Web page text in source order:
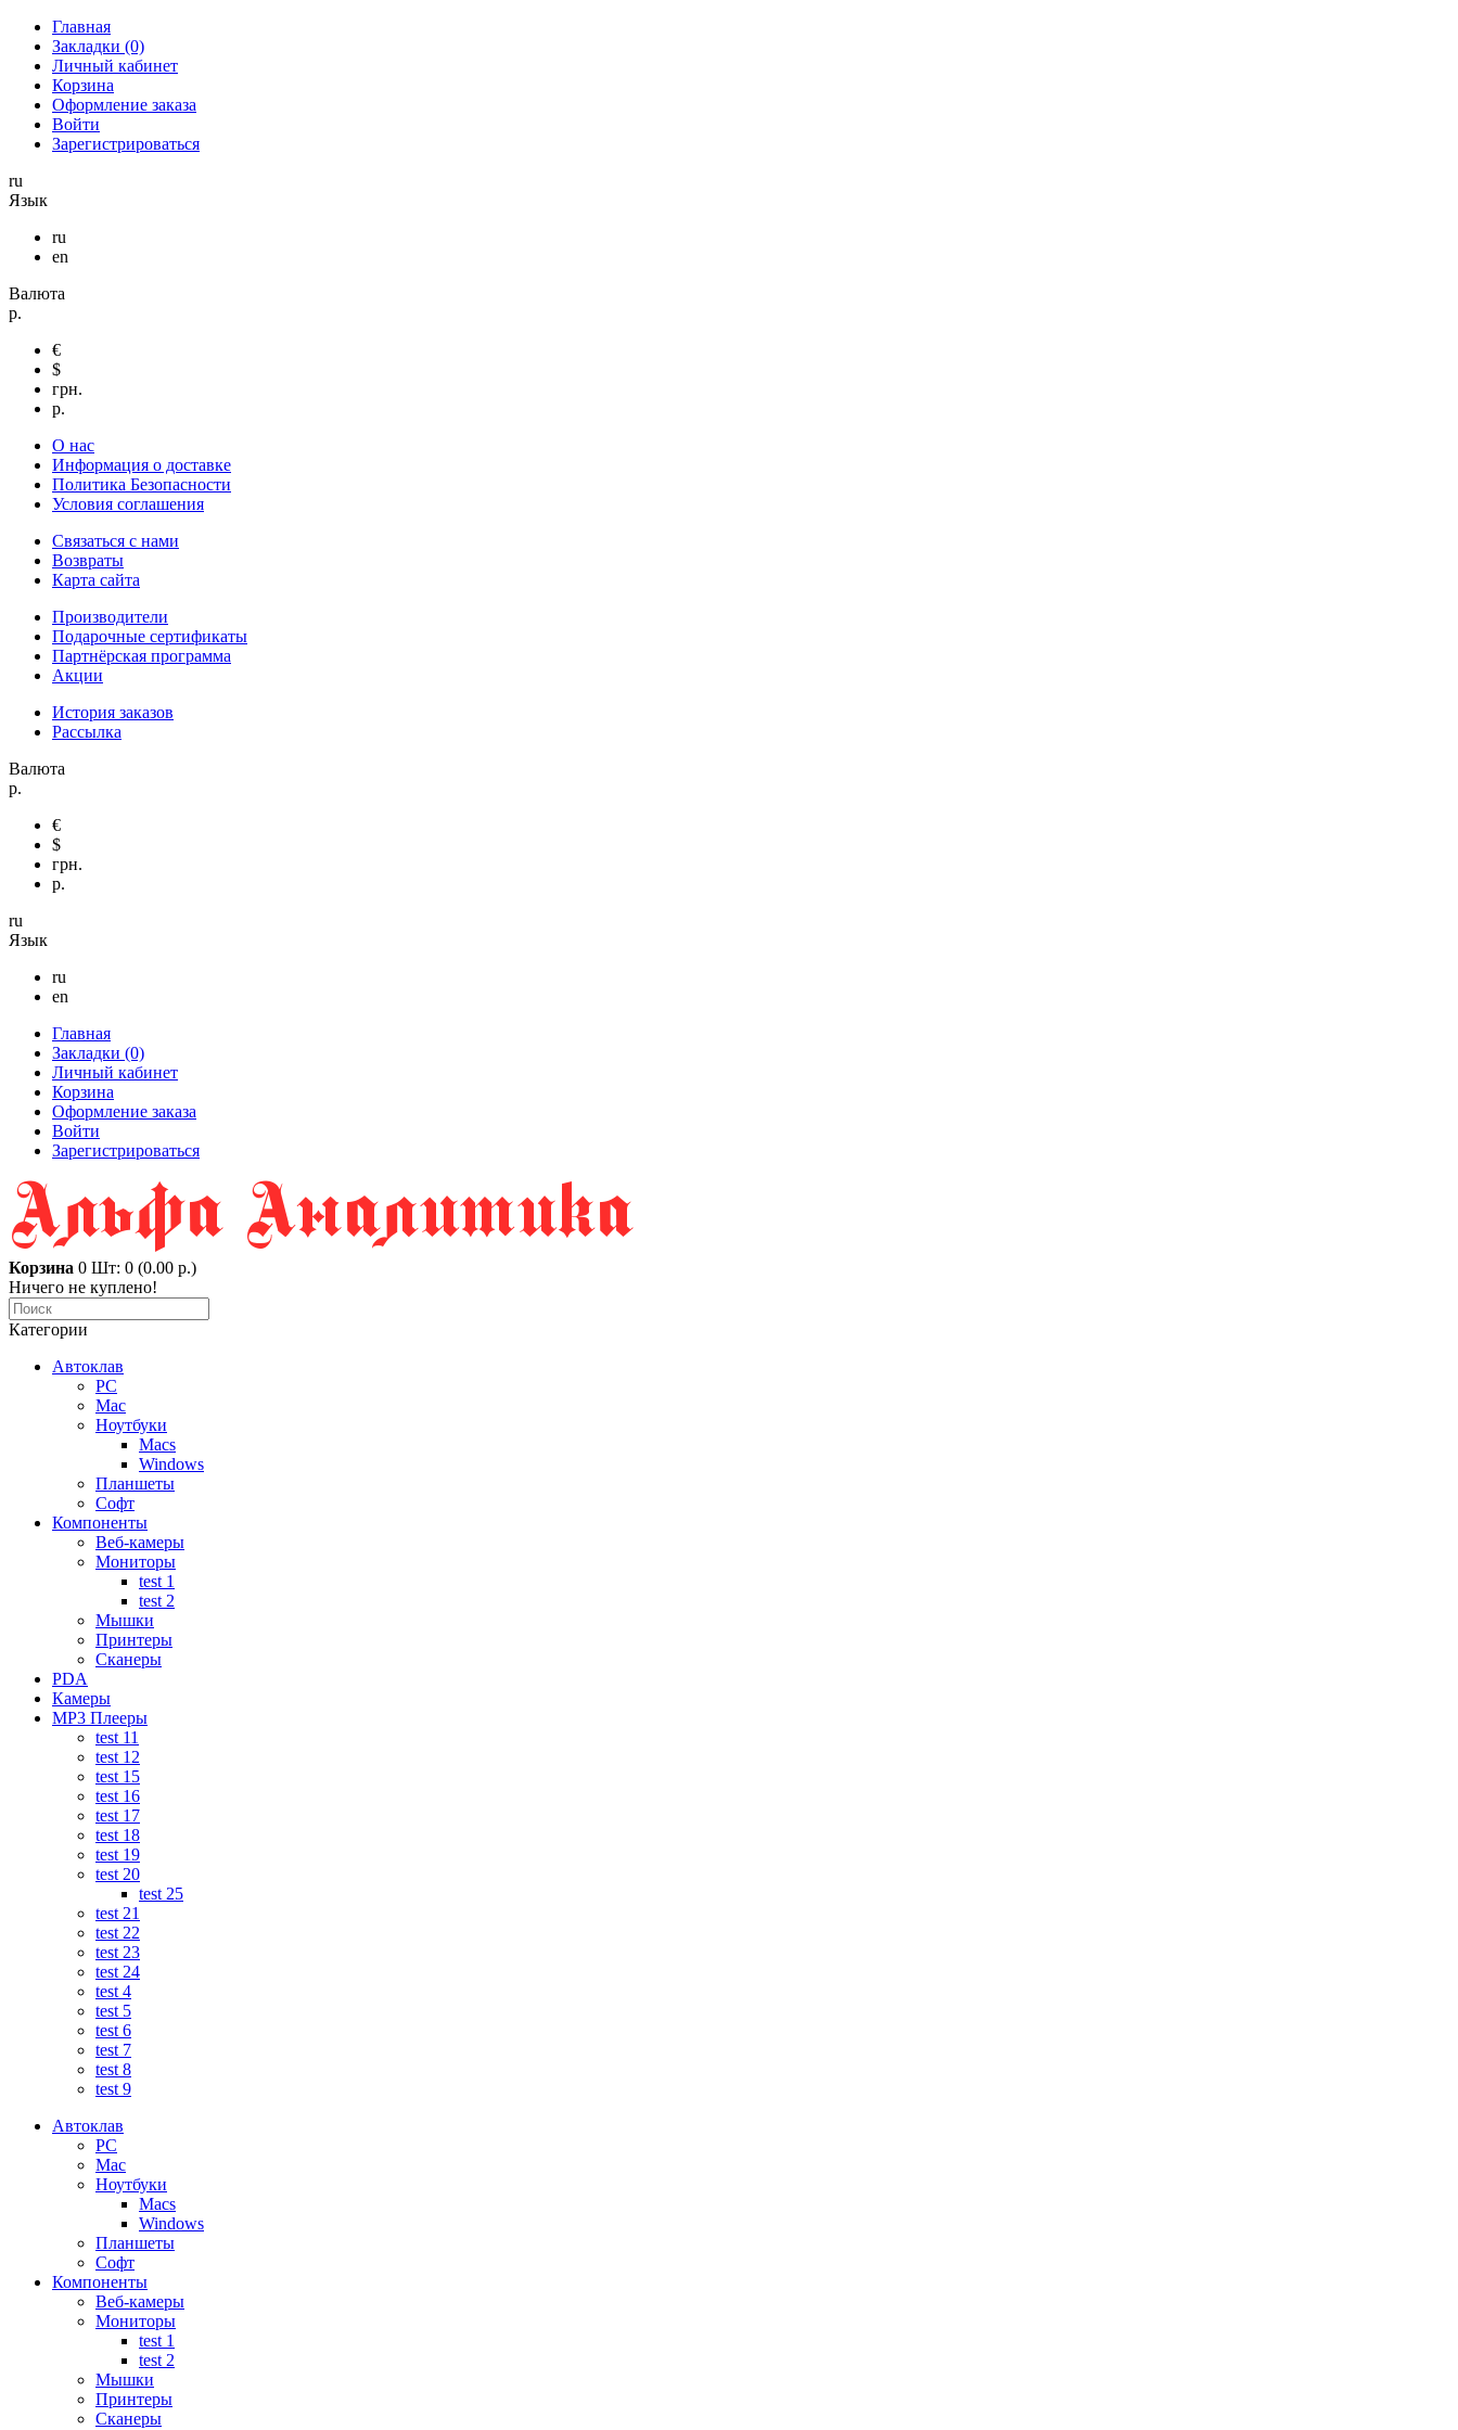
Главная
Закладки (0)
Личный кабинет
Корзина
Оформление заказа
Войти
Зарегистрироваться
ru
Язык
ru
en
Валюта
р.
€
$
грн.
р.
О нас
Информация о доставке
Политика Безопасности
Условия соглашения
Связаться с нами
Возвраты
Карта сайта
Производители
Подарочные сертификаты
Партнёрская программа
Акции
История заказов
Рассылка
Валюта
р.
€
$
грн.
р.
ru
Язык
ru
en
Главная
Закладки (0)
Личный кабинет
Корзина
Оформление заказа
Войти
Зарегистрироваться
Корзина 0 Шт: 0 (0.00 р.)
Ничего не куплено!
Категории
Автоклав
PC
Mac
Ноутбуки
Macs
Windows
Планшеты
Софт
Компоненты
Веб-камеры
Мониторы
test 1
test 2
Мышки
Принтеры
Сканеры
PDA
Камеры
MP3 Плееры
test 11
test 12
test 15
test 16
test 17
test 18
test 19
test 20
test 25
test 21
test 22
test 23
test 24
test 4
test 5
test 6
test 7
test 8
test 9
Автоклав
PC
Mac
Ноутбуки
Macs
Windows
Планшеты
Софт
Компоненты
Веб-камеры
Мониторы
test 1
test 2
Мышки
Принтеры
Сканеры